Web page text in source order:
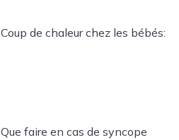
Coup de chaleur chez les bébés:
Que faire en cas de syncope